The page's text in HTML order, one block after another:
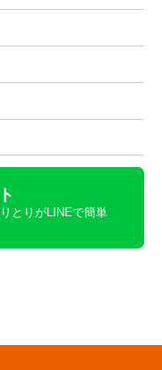
とりがLINEで簡単